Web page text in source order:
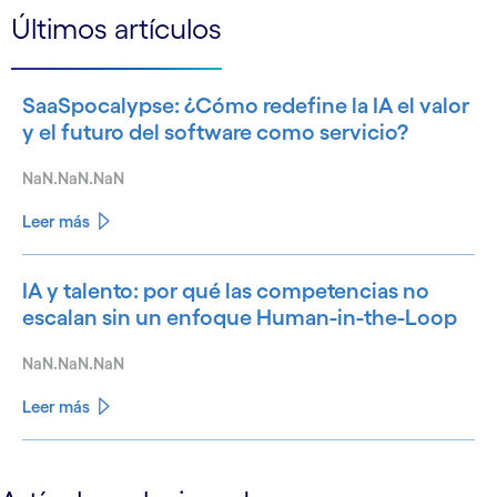
Últimos artículos
SaaSpocalypse: ¿Cómo redefine la IA el valor
y el futuro del software como servicio?
NaN.NaN.NaN
Leer más
IA y talento: por qué las competencias no
escalan sin un enfoque Human-in-the-Loop
NaN.NaN.NaN
Leer más
See less